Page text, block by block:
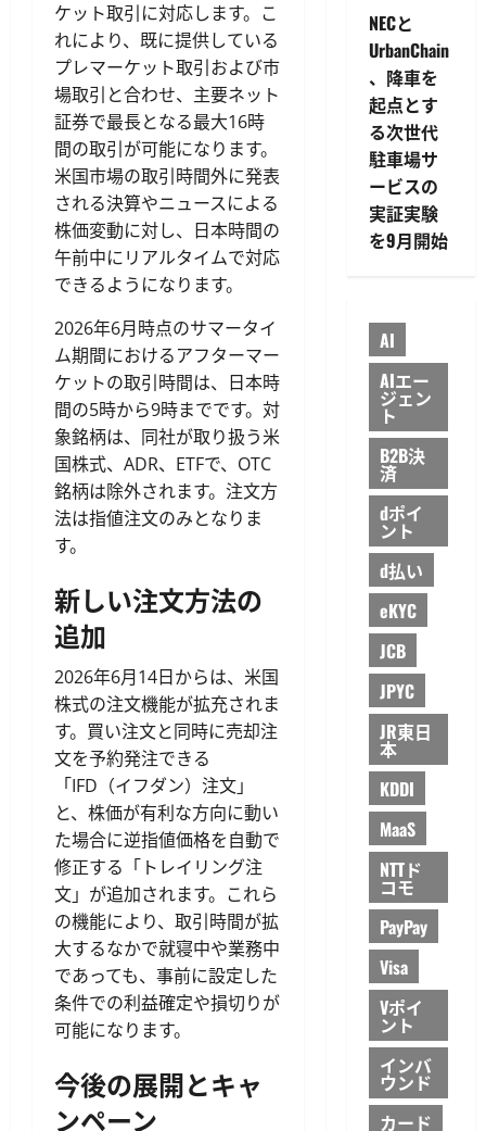
ケット取引に対応します。こ
れにより、既に提供している
プレマーケット取引および市
場取引と合わせ、主要ネット
証券で最長となる最大16時
間の取引が可能になります。
米国市場の取引時間外に発表
される決算やニュースによる
株価変動に対し、日本時間の
午前中にリアルタイムで対応
できるようになります。
2026年6月時点のサマータイ
ム期間におけるアフターマー
ケットの取引時間は、日本時
間の5時から9時までです。対
象銘柄は、同社が取り扱う米
国株式、ADR、ETFで、OTC
銘柄は除外されます。注文方
法は指値注文のみとなりま
す。
新しい注文方法の
追加
2026年6月14日からは、米国
株式の注文機能が拡充されま
す。買い注文と同時に売却注
文を予約発注できる
「IFD（イフダン）注文」
と、株価が有利な方向に動い
た場合に逆指値価格を自動で
修正する「トレイリング注
文」が追加されます。これら
の機能により、取引時間が拡
大するなかで就寝中や業務中
であっても、事前に設定した
条件での利益確定や損切りが
可能になります。
今後の展開とキャ
ンペーン
NECと
UrbanChain
、降車を
起点とす
る次世代
駐車場サ
ービスの
実証実験
を9月開始
AI
AIエー
ジェン
ト
B2B決
済
dポイ
ント
d払い
eKYC
JCB
JPYC
JR東日
本
KDDI
MaaS
NTTド
コモ
PayPay
Visa
Vポイ
ント
インバ
ウンド
カード